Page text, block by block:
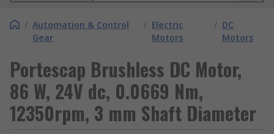
/ Automation & Control
Gear
/ Electric
Motors
/ DC
Motors
Portescap Brushless DC Motor,
86 W, 24V dc, 0.0669 Nm,
12350rpm, 3 mm Shaft Diameter